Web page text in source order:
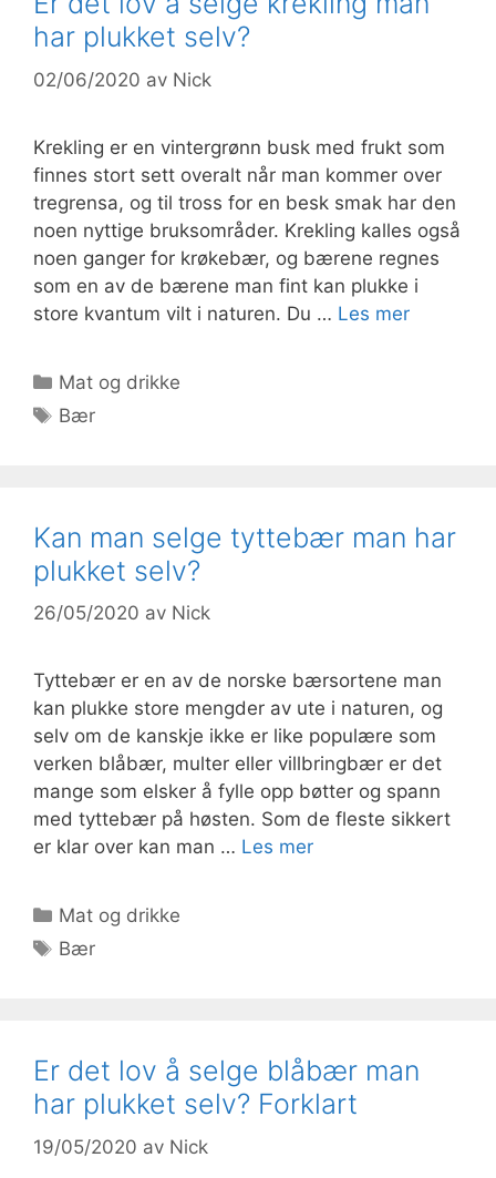
har plukket selv?
02/06/2020 av Nick
Krekling er en vintergrønn busk med frukt som
finnes stort sett overalt når man kommer over
tregrensa, og til tross for en besk smak har den
noen nyttige bruksområder. Krekling kalles også
noen ganger for krøkebær, og bærene regnes
som en av de bærene man fint kan plukke i
store kvantum vilt i naturen. Du … Les mer
Kategorier
Mat og drikke
Stikkord
Bær
Kan man selge tyttebær man har
plukket selv?
26/05/2020 av Nick
Tyttebær er en av de norske bærsortene man
kan plukke store mengder av ute i naturen, og
selv om de kanskje ikke er like populære som
verken blåbær, multer eller villbringbær er det
mange som elsker å fylle opp bøtter og spann
med tyttebær på høsten. Som de fleste sikkert
er klar over kan man … Les mer
Kategorier
Mat og drikke
Stikkord
Bær
Er det lov å selge blåbær man
har plukket selv? Forklart
19/05/2020 av Nick